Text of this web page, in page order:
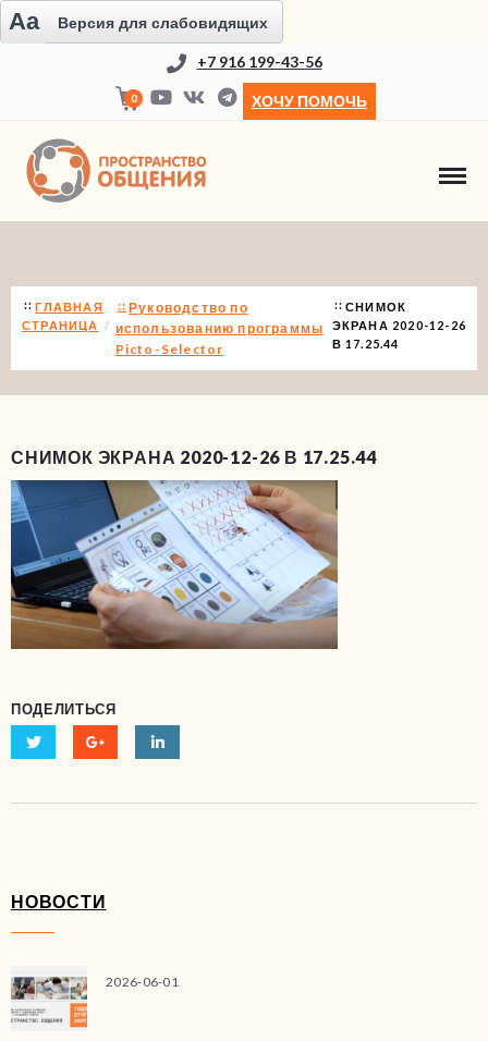
Aa Версия для слабовидящих
+7 916 199-43-56
0 ХОЧУ ПОМОЧЬ
ГЛАВНАЯ
СТРАНИЦА
Руководство по
использованию программы
Picto-Selector
СНИМОК
ЭКРАНА 2020-12-26
В 17.25.44
СНИМОК ЭКРАНА 2020-12-26 В 17.25.44
ПОДЕЛИТЬСЯ
НОВОСТИ
2026-06-01